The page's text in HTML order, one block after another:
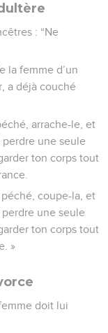
: “Ne
la femme d’un
a déjà couché
arrache-le, et
une seule
ton corps tout
coupe-la, et
une seule
ton corps tout
»
doit lui